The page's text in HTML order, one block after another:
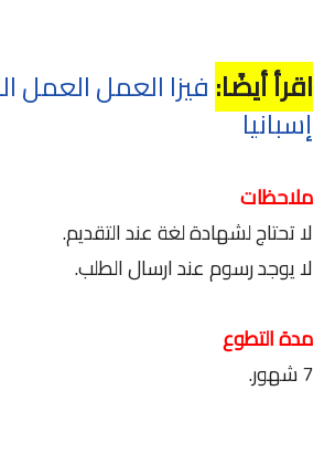
اقرأ أيضًا: فيزا العمل العمل
إسبانيا
ملاحظات
لا تحتاج لشهادة لغة عند التقديم.
لا يوجد رسوم عند ارسال الطلب.
مدة التطوع
7 شهور.